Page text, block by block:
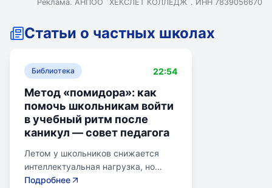
Реклама. АНПОО `ХЕКСЛЕТ КОЛЛЕДЖ`. ИНН 7839056670
Статьи о частных школах
Библиотека 22:54
Метод «помидора»: как
помочь школьникам войти
в учебный ритм после
каникул — совет педагога
Летом у школьников снижается
интеллектуальная нагрузка, но
увеличивается время просмотра
Подробнее